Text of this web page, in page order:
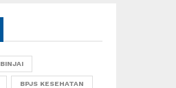
BINJAI
BPJS KESEHATAN